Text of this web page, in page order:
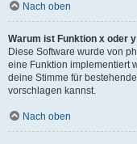
Nach oben
Warum ist Funktion x oder
Diese Software wurde von
eine Funktion implementiert
deine Stimme für
vorschlagen kannst.
Nach oben